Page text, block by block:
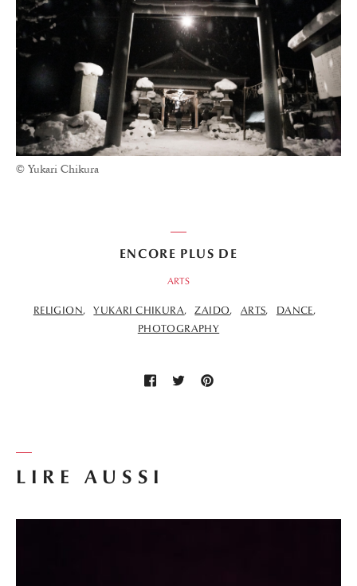
© Yukari Chikura
LIRE AUSSI
ENCORE PLUS DE
ARTS
RELIGION YUKARI CHIKURA ZAIDO ARTS
DANCE
PHOTOGRAPHY